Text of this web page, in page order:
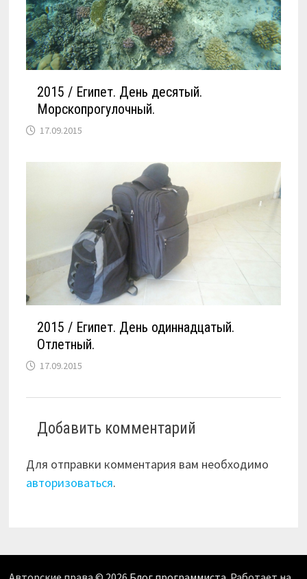
2015 / Египет. День десятый.
Морскопрогулочный.
17.09.2015
2015 / Египет. День одиннадцатый.
Отлетный.
17.09.2015
Добавить комментарий
Для отправки комментария вам необходимо
авторизоваться.